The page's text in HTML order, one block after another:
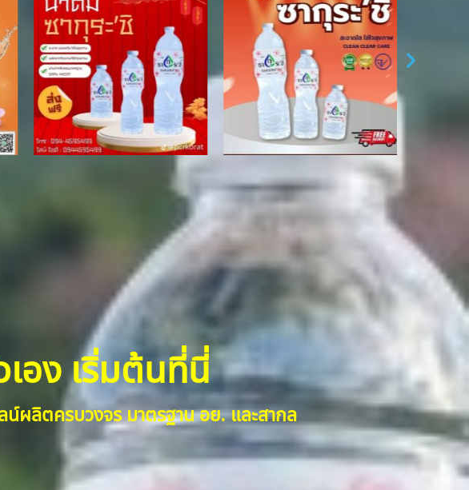
อง เริ่มต้นที่นี่
ผลิตครบวงจร มาตรฐาน อย. และสากล